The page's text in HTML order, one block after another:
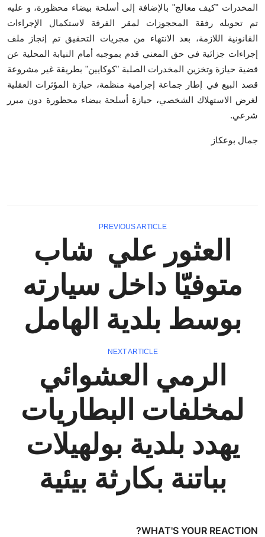
فيديوهات آخر ساعة
المخدرات "كيف معالج" بالإضافة إلى أسلحة بيضاء محظورة، و عليه
تم تحويله رفقة المحجوزات لمقر الفرقة لاستكمال الإجراءات
القانونية اللازمة، بعد الانتهاء من مجريات التحقيق تم إنجاز ملف
إجراءات جزائية في حق المعني قدم بموجبه أمام النيابة المحلية عن
قضية حيازة وتخزين المخدرات الصلبة "كوكايين" بطريقة غير مشروعة
قصد البيع في إطار جماعة إجرامية منظمة، حيازة المؤثرات العقلية
لغرض الاستهلاك الشخصي، حيازة أسلحة بيضاء محظورة دون مبرر
شرعي.
جمال بوعكاز
PREVIOUS ARTICLE
العثور علي شاب
متوفيّا داخل سيارته
بوسط بلدية الهامل
NEXT ARTICLE
الرمي العشوائي
لمخلفات البطاريات
يهدد بلدية بولهيلات
بباتنة بكارثة بيئية
WHAT'S YOUR REACTION?